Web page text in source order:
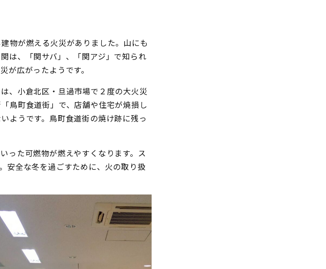
物が燃える火災がありました。山にも
は、「関サバ」、「関アジ」で知られ
が広がったようです。
、小倉北区・旦過市場で２度の大火災
鳥町食道街」で、店舗や住宅が焼損し
ようです。鳥町食道街の焼け跡に残っ
った可燃物が燃えやすくなります。ス
安全な冬を過ごすために、火の取り扱